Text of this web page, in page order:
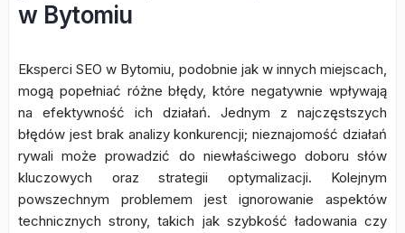
w Bytomiu
Eksperci SEO w Bytomiu, podobnie jak w innych miejscach,
mogą popełniać różne błędy, które negatywnie wpływają
na efektywność ich działań. Jednym z najczęstszych
błędów jest brak analizy konkurencji; nieznajomość działań
rywali może prowadzić do niewłaściwego doboru słów
kluczowych oraz strategii optymalizacji. Kolejnym
powszechnym problemem jest ignorowanie aspektów
technicznych strony, takich jak szybkość ładowania czy